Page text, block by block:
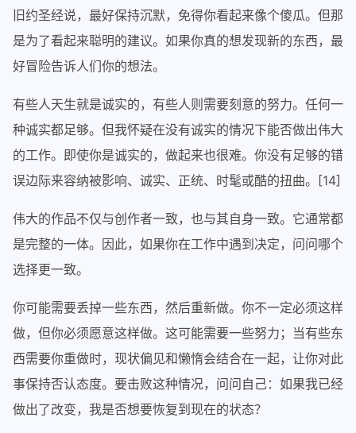
旧约圣经说，最好保持沉默，免得你看起来像个傻瓜。但那
是为了看起来聪明的建议。如果你真的想发现新的东西，最
好冒险告诉人们你的想法。
有些人天生就是诚实的，有些人则需要刻意的努力。任何一
种诚实都足够。但我怀疑在没有诚实的情况下能否做出伟大
的工作。即使你是诚实的，做起来也很难。你没有足够的错
误边际来容纳被影响、诚实、正统、时髦或酷的扭曲。[14]
伟大的作品不仅与创作者一致，也与其自身一致。它通常都
是完整的一体。因此，如果你在工作中遇到决定，问问哪个
选择更一致。
你可能需要丢掉一些东西，然后重新做。你不一定必须这样
做，但你必须愿意这样做。这可能需要一些努力；当有些东
西需要你重做时，现状偏见和懒惰会结合在一起，让你对此
事保持否认态度。要击败这种情况，问问自己：如果我已经
做出了改变，我是否想要恢复到现在的状态？